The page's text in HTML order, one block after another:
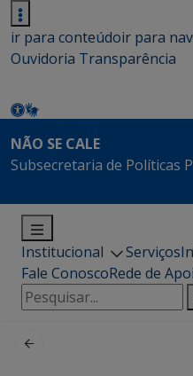
ir para conteúdoir para
Ouvidoria Transparência
NÃO SE CALE
Subsecretaria de Políticas
Institucional Serviços
Fale ConoscoRede de
Pesquisar
por: